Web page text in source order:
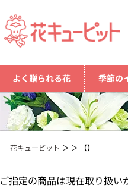
よく贈られる花 季節の
花キューピット 【】
ご指定の商品は現在取り扱い